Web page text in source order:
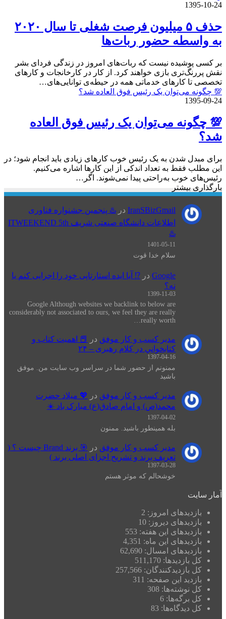
1395-10-24
حذف ۵ میلیون فرصت شغلی تا سال ۲۰۲۰
به واسطه حضور ربات‌ها
بر کسی پوشیده نیست که ربات‌های امروز در زندگی فردای بشر
نقش پررنگ‌تری بازی خواهند کرد. از کار در کارخانجات و کارهای
تخصصی تا کارهای خدماتی همه در حیطه‌ی توانایی‌های…
💯 چگونه می‌توان یک رئیس فوق العاده شد؟
1395-09-24
💯 چگونه می‌توان یک رئیس فوق العاده
شد؟
برای مبدل شدن به یک رئیس خوب کارهای زیادی باید انجام شود؛ در
این مطلب فقط به تعداد اندکی از این کارها اشاره می‌کنیم.
رئیس‌های خوب به‌راحتی پیدا نمی‌شوند. اگر…
بارگذاری بیشتر
IranSBizGmail در ♨️ پنجمین جشنواره فناوری
اطلاعات دانشگاه صنعتی شریف ITWEEKEND 5th
♨️
1401-05-11
سلام خدا قوت
Google در ⁉️ آیا ایده استارتاپی خود را اجرایی کنم یا
نه؟
1399-11-03
Google Although websites we backlink to below are
considerably not associated to ours, we feel they are really
really worth…
مدیر کسب و کار موفق در
📕 اهميت كتاب و
كتابخواني در كلام رهبری – ۲۴
1397-04-16
ممنونم از حضور شما در سراسر وب سایت من. موفق
باشید
مدیر کسب و کار موفق در
💖 میلاد حضرت
محمد(ص) و امام صادق(ع) مبارک باد ☀️
1397-04-02
بله همینطور باشید. ممنون
مدیر کسب و کار موفق در
🎯 برند Brand چیست ؟ (
تعریف برند و تشریح اجزای اصلی برند )
1397-03-28
خوشحالم که موثر هستم
آمار سایت
بازدیدهای امروز: 2
بازدیدهای دیروز: 10
بازدیدهای این هفته: 553
بازدیدهای این ماه: 4,351
بازدیدهای امسال: 62,690
کل بازدیدها: 511,170
کل بازدیدکنند‌گان: 257,566
بازدید این صفحه: 311
کل نوشته‌ها: 308
کل برگه‌ها: 6
کل دیدگاه‌ها: 83